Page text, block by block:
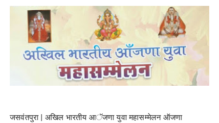
जसवंतपुरा |
अखिल भारतीय आॅजणा युवा महासम्मेलन ऑजणा